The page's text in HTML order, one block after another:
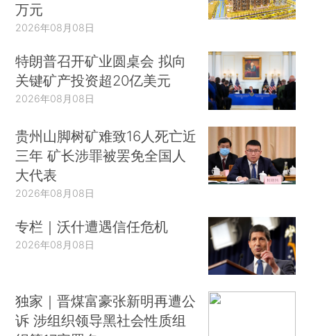
万元
2026年08月08日
特朗普召开矿业圆桌会 拟向
关键矿产投资超20亿美元
2026年08月08日
贵州山脚树矿难致16人死亡近
三年 矿长涉罪被罢免全国人
大代表
2026年08月08日
专栏｜沃什遭遇信任危机
2026年08月08日
独家｜晋煤富豪张新明再遭公
诉 涉组织领导黑社会性质组